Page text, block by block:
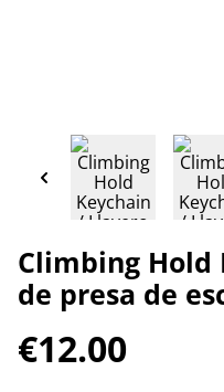
Climbing Hold
de presa de
€12.00